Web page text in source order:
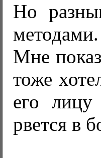
Но
методами.
Мне
тоже
его
рвется в